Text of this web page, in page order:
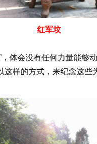
红军坟
体会没有任何力量能够
这样的方式，来纪念这些